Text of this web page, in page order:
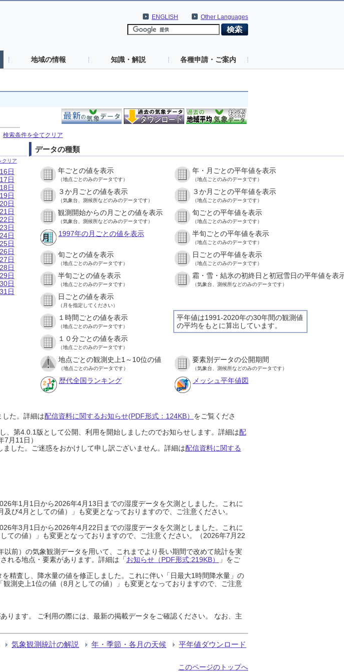
Other Languages
ENGLISH
地域の情報 知識・解説 各種申請・ご案内
検索条件を全てクリア
クリア
16日
17日
18日
19日
20日
21日
22日
23日
24日
25日
26日
27日
28日
29日
30日
31日
データの種類
年ごとの値を表示
（地点ごとのみのデータです）
年・月ごとの平年値を表示
（地点ごとのみのデータです）
３か月ごとの値を表示
（気象台、測候所などのみのデータです）
３か月ごとの平年値を表示
（地点ごとのみのデータです）
観測開始からの月ごとの値を表示
（気象台、測候所などのみのデータです）
旬ごとの平年値を表示
（地点ごとのみのデータです）
1997年の月ごとの値を表示 半旬ごとの平年値を表示
（地点ごとのみのデータです）
旬ごとの値を表示
（地点ごとのみのデータです）
日ごとの平年値を表示
（地点ごとのみのデータです）
半旬ごとの値を表示
（地点ごとのみのデータです）
霜・雪・結氷の初終日と初冠雪日の平年値を表
（気象台、測候所などのみのデータです）
日ごとの値を表示
（月を指定してください）
平年値は1991-2020年の30年間の観測値
の平均をもとに算出しています。
１時間ごとの値を表示
（地点ごとのみのデータです）
１０分ごとの値を表示
（地点ごとのみのデータです）
地点ごとの観測史上1～10位の値
（地点ごとのみのデータです）
要素別データの公開期間
（気象台、測候所などのみのデータです）
歴代全国ランキング メッシュ平年値図
た。詳細は配信資料に関するお知らせ(PDF形式：124KB） をご覧くださ
第4.0.1版として公開、利用を開始しましたのでお知らせします。詳細は配
月11日）
した。ご迷惑をおかけして申し訳ございません。詳細は配信資料に関する
年1月1日から2026年4月13日までの湿度データを欠測としました。これに
び4月としての値）」も変更となっておりますので、ご注意ください。
年3月1日から2026年4月22日までの湿度データを欠測としました。これに
ての値）」も変更となっておりますので、ご注意ください。（2026年7月22
前）の気象観測データを用いて、これまでより長い期間で改めて統計を実
れる地点・要素があります。詳細は「お知らせ（PDF形式:219KB）
」をご
精査し、降水量の値を修正しました。これに伴い「日最大1時間降水量」の
測史上1位の値（8月としての値）」も変更となっておりますので、ご注意
ます。 ご利用の際には、最新の掲載データをご確認ください。 なお、主
気象観測統計の解説 年・季節・各月の天候 平年値ダウンロード
このページのトップへ